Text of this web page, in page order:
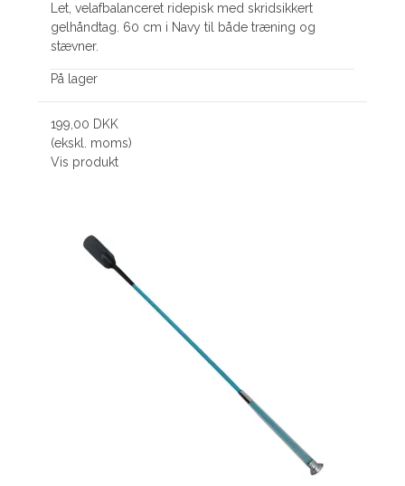
Let, velafbalanceret ridepisk med skridsikkert
gelhåndtag. 60 cm i Navy til både træning og
stævner.
På lager
199,00 DKK
(ekskl. moms)
Vis produkt